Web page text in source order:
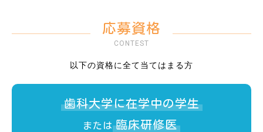
応募資格
CONTEST
以下の資格に全て当てはまる方
歯科大学に在学中の学生
または 臨床研修医